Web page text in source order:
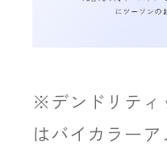
※デンドリティ
はバイカラー